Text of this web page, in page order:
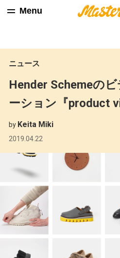
Menu
ニュース
Hender Schemeの
ーション『product
by Keita Miki
2019.04.22